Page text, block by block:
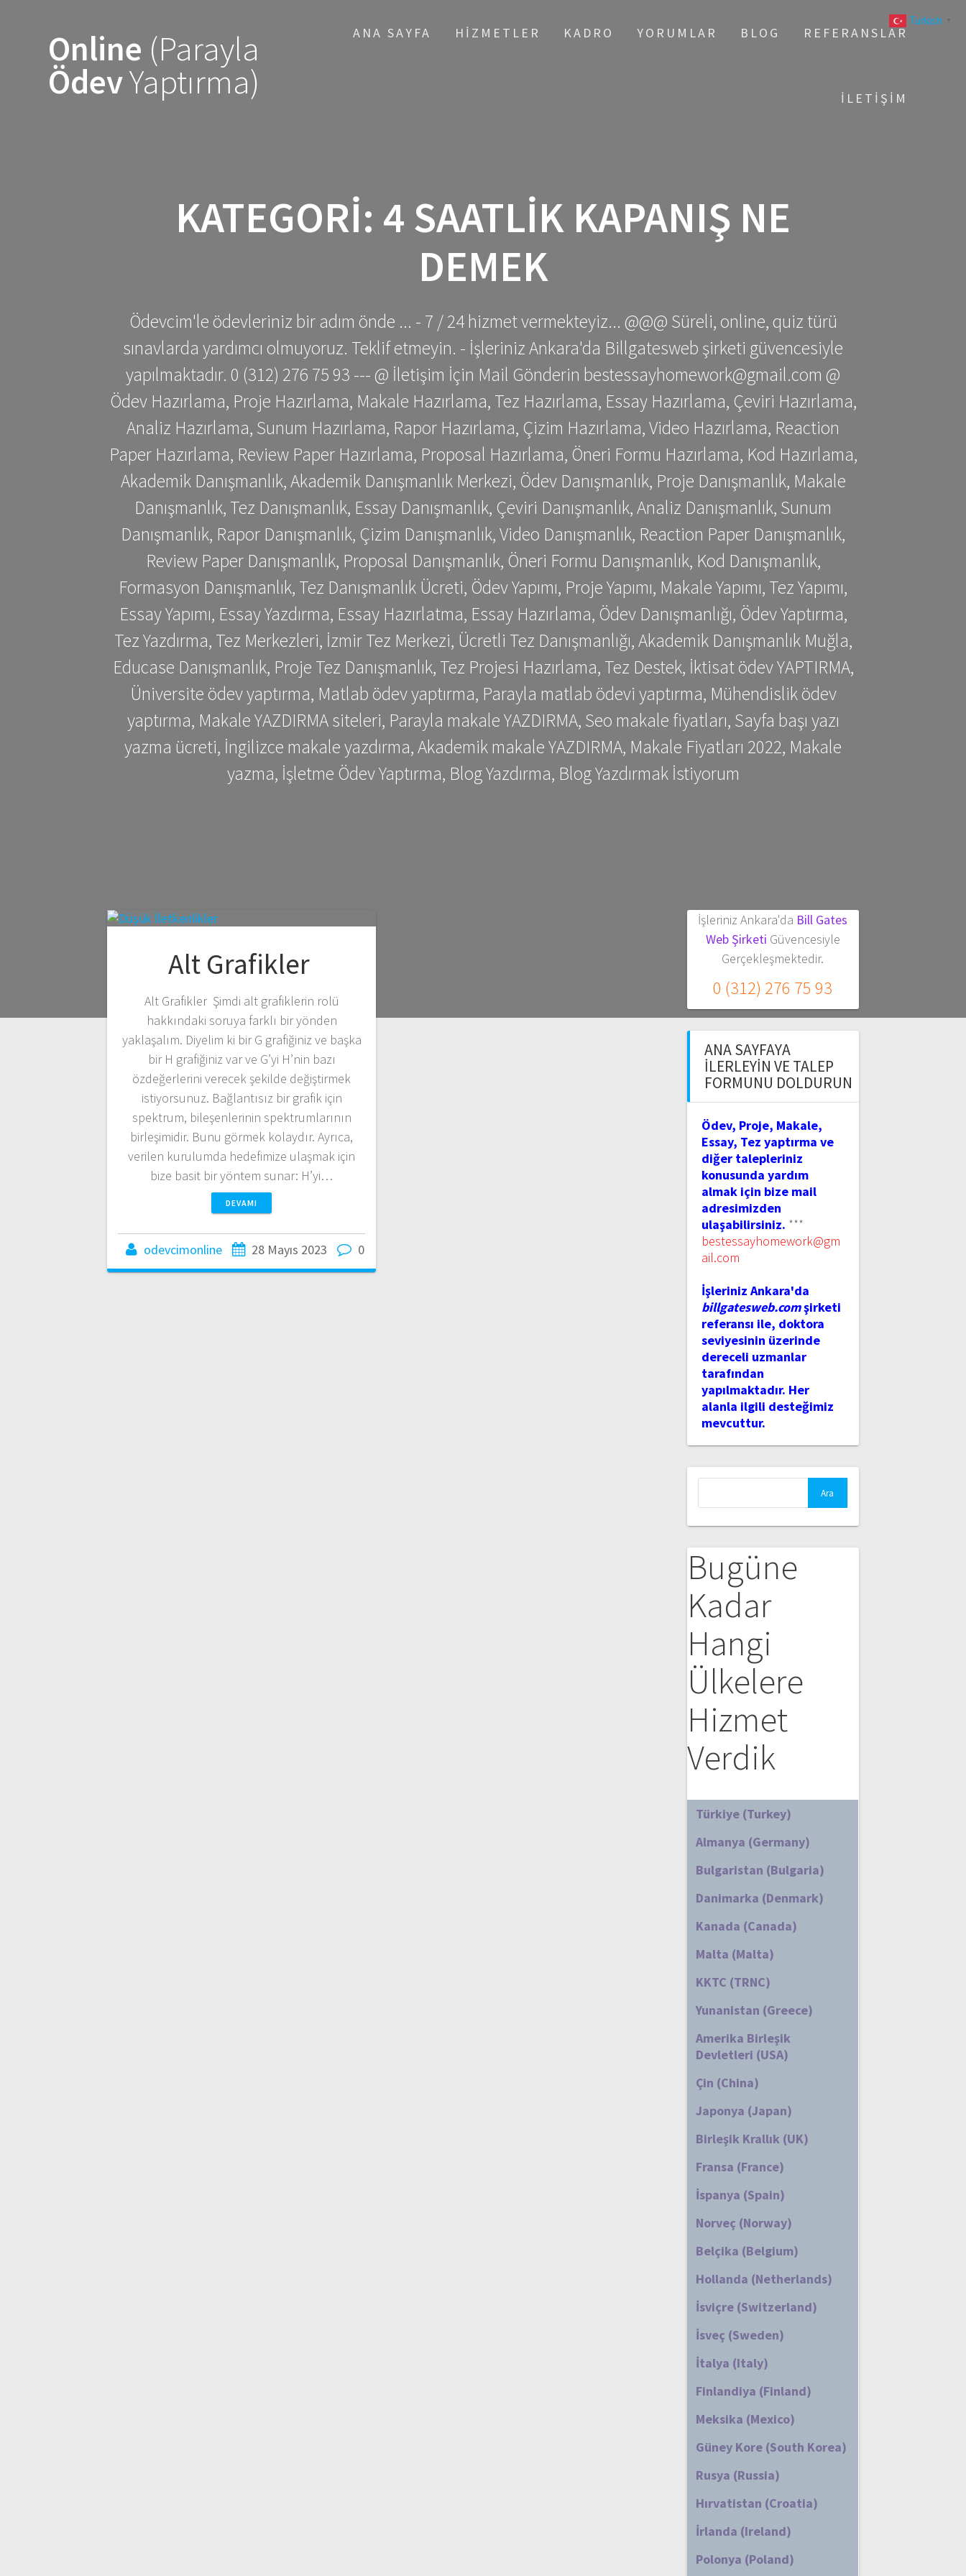
Online (Parayla
ÖdevYaptırma)
ANA SAYFA HIZMETLER KADRO YORUMLAR BLOG REFERANSLAR
İLETIŞIM
KATEGORI: 4 SAATLIK KAPANIŞ NE
DEMEK
Ödevcim'le ödevleriniz bir adım önde ... - 7 / 24 hizmet vermekteyiz... @@@ Süreli, online, quiz türü
sınavlarda yardımcı olmuyoruz. Teklif etmeyin. - İşleriniz Ankara'da Billgatesweb şirketi güvencesiyle
yapılmaktadır. 0 (312) 276 75 93 --- @ İletişim İçin Mail Gönderin bestessayhomework@gmail.com @
Ödev Hazırlama, Proje Hazırlama, Makale Hazırlama, Tez Hazırlama, Essay Hazırlama, Çeviri Hazırlama,
Analiz Hazırlama, Sunum Hazırlama, Rapor Hazırlama, Çizim Hazırlama, Video Hazırlama, Reaction
Paper Hazırlama, Review Paper Hazırlama, Proposal Hazırlama, Öneri Formu Hazırlama, Kod Hazırlama,
Akademik Danışmanlık, Akademik Danışmanlık Merkezi, Ödev Danışmanlık, Proje Danışmanlık, Makale
Danışmanlık, Tez Danışmanlık, Essay Danışmanlık, Çeviri Danışmanlık, Analiz Danışmanlık, Sunum
Danışmanlık, Rapor Danışmanlık, Çizim Danışmanlık, Video Danışmanlık, Reaction Paper Danışmanlık,
Review Paper Danışmanlık, Proposal Danışmanlık, Öneri Formu Danışmanlık, Kod Danışmanlık,
Formasyon Danışmanlık, Tez Danışmanlık Ücreti, Ödev Yapımı, Proje Yapımı, Makale Yapımı, Tez Yapımı,
Essay Yapımı, Essay Yazdırma, Essay Hazırlatma, Essay Hazırlama, Ödev Danışmanlığı, Ödev Yaptırma,
Tez Yazdırma, Tez Merkezleri, İzmir Tez Merkezi, Ücretli Tez Danışmanlığı, Akademik Danışmanlık Muğla,
Educase Danışmanlık, Proje Tez Danışmanlık, Tez Projesi Hazırlama, Tez Destek, İktisat ödev YAPTIRMA,
Üniversite ödev yaptırma, Matlab ödev yaptırma, Parayla matlab ödevi yaptırma, Mühendislik ödev
yaptırma, Makale YAZDIRMA siteleri, Parayla makale YAZDIRMA, Seo makale fiyatları, Sayfa başı yazı
yazma ücreti, İngilizce makale yazdırma, Akademik makale YAZDIRMA, Makale Fiyatları 2022, Makale
yazma, İşletme Ödev Yaptırma, Blog Yazdırma, Blog Yazdırmak İstiyorum
Alt Grafikler
Alt Grafikler Şimdi alt grafiklerin rolü
hakkındaki soruya farklı bir yönden
yaklaşalım. Diyelim ki bir G grafiğiniz ve başka
bir H grafiğiniz var ve G’yi H’nin bazı
özdeğerlerini verecek şekilde değiştirmek
istiyorsunuz. Bağlantısız bir grafik için
spektrum, bileşenlerinin spektrumlarının
birleşimidir. Bunu görmek kolaydır. Ayrıca,
verilen kurulumda hedefimize ulaşmak için
bize basit bir yöntem sunar: H’yi…
DEVAMI
odevcimonline 28 Mayıs 2023 0
İşleriniz Ankara'da Bill Gates
Web Şirketi Güvencesiyle
Gerçekleşmektedir.
0 (312) 276 75 93
ANA SAYFAYA
İLERLEYIN VE TALEP
FORMUNU DOLDURUN
Ödev, Proje, Makale,
Essay, Tez yaptırma ve
diğer talepleriniz
konusunda yardım
almak için bize mail
adresimizden
ulaşabilirsiniz. ***
bestessayhomework@gm
ail.com
İşleriniz Ankara'da
billgatesweb.comşirketi
referansı ile, doktora
seviyesinin üzerinde
dereceli uzmanlar
tarafından
yapılmaktadır. Her
alanla ilgili desteğimiz
mevcuttur.
Bugüne
Kadar
Hangi
Ülkelere
Hizmet
Verdik
Türkiye (Turkey)
Almanya (Germany)
Bulgaristan (Bulgaria)
Danimarka (Denmark)
Kanada (Canada)
Malta (Malta)
KKTC (TRNC)
Yunanistan (Greece)
Amerika Birleşik
Devletleri (USA)
Çin (China)
Japonya (Japan)
Birleşik Krallık (UK)
Fransa (France)
İspanya (Spain)
Norveç (Norway)
Belçika (Belgium)
Hollanda (Netherlands)
İsviçre (Switzerland)
İsveç (Sweden)
İtalya (Italy)
Finlandiya (Finland)
Meksika (Mexico)
Güney Kore (South Korea)
Rusya (Russia)
Hırvatistan (Croatia)
İrlanda (Ireland)
Polonya (Poland)
Turkish ▼